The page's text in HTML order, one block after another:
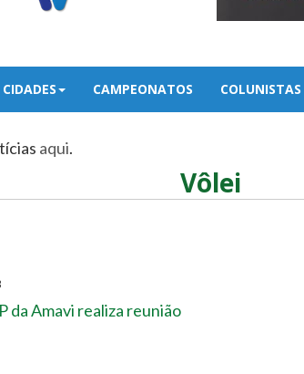
CIDADES CAMPEONATOS COLUNISTAS
aqui.
Vôlei
da Amavi realiza reunião